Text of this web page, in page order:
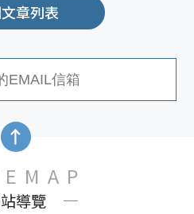
章列表
導覽